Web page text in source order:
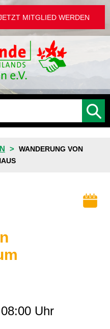
MITGLIED WERDEN
WANDERUNG VON
Uhr